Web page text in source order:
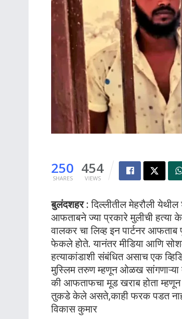
250
SHARES
454
VIEWS
बुलंदशहर :दिल्लीतील मेहरौली
आफताबने ज्या प्रकारे मुलीची हत्या
वालकर चा लिव्ह इन पार्टनर
फेकले होते. यानंतर मीडिया आणि
हत्याकांडाशी संबंधित असाच एक
मुस्लिम तरुण म्हणून ओळख
की आफताफचा मूड खराब होता
तुकडे केले असते,काही फरक पडत
विकास कुमार